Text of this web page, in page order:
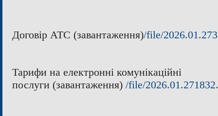
Договір АТС (завантаження)/file/
Тарифи на електронні комунікаційні
послуги (завантаження) /file/